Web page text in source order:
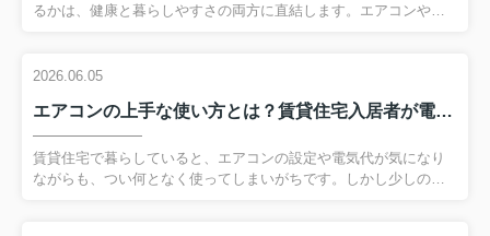
よろしくお願いいたします。
2026.06.05 お知らせ
６月の定休日
るかは、健康と暮らしやすさの両方に直結します。エアコンや扇
がる時期や、在宅時間が長い生活スタイルでは、この暑熱順化が
は、賃貸住宅に住んでいる人、これから賃貸を借りようとしてい
る人に向けて、住まいの工夫と生活習慣の両面から暑さ対策と暑
熱順化のポイントを分かりやすく解説します。今の部屋でも実践
しやすく、次の住まい選びにも役立つ視点を押さえて、無理なく
2026.06.05
エアコンの上手な使い方とは？賃貸住宅入居者が電気代と健康を守るコツ
賃貸住宅で暮らしていると、エアコンの設定や電気代が気になり
ながらも、つい何となく使ってしまいがちです。しかし少しの工